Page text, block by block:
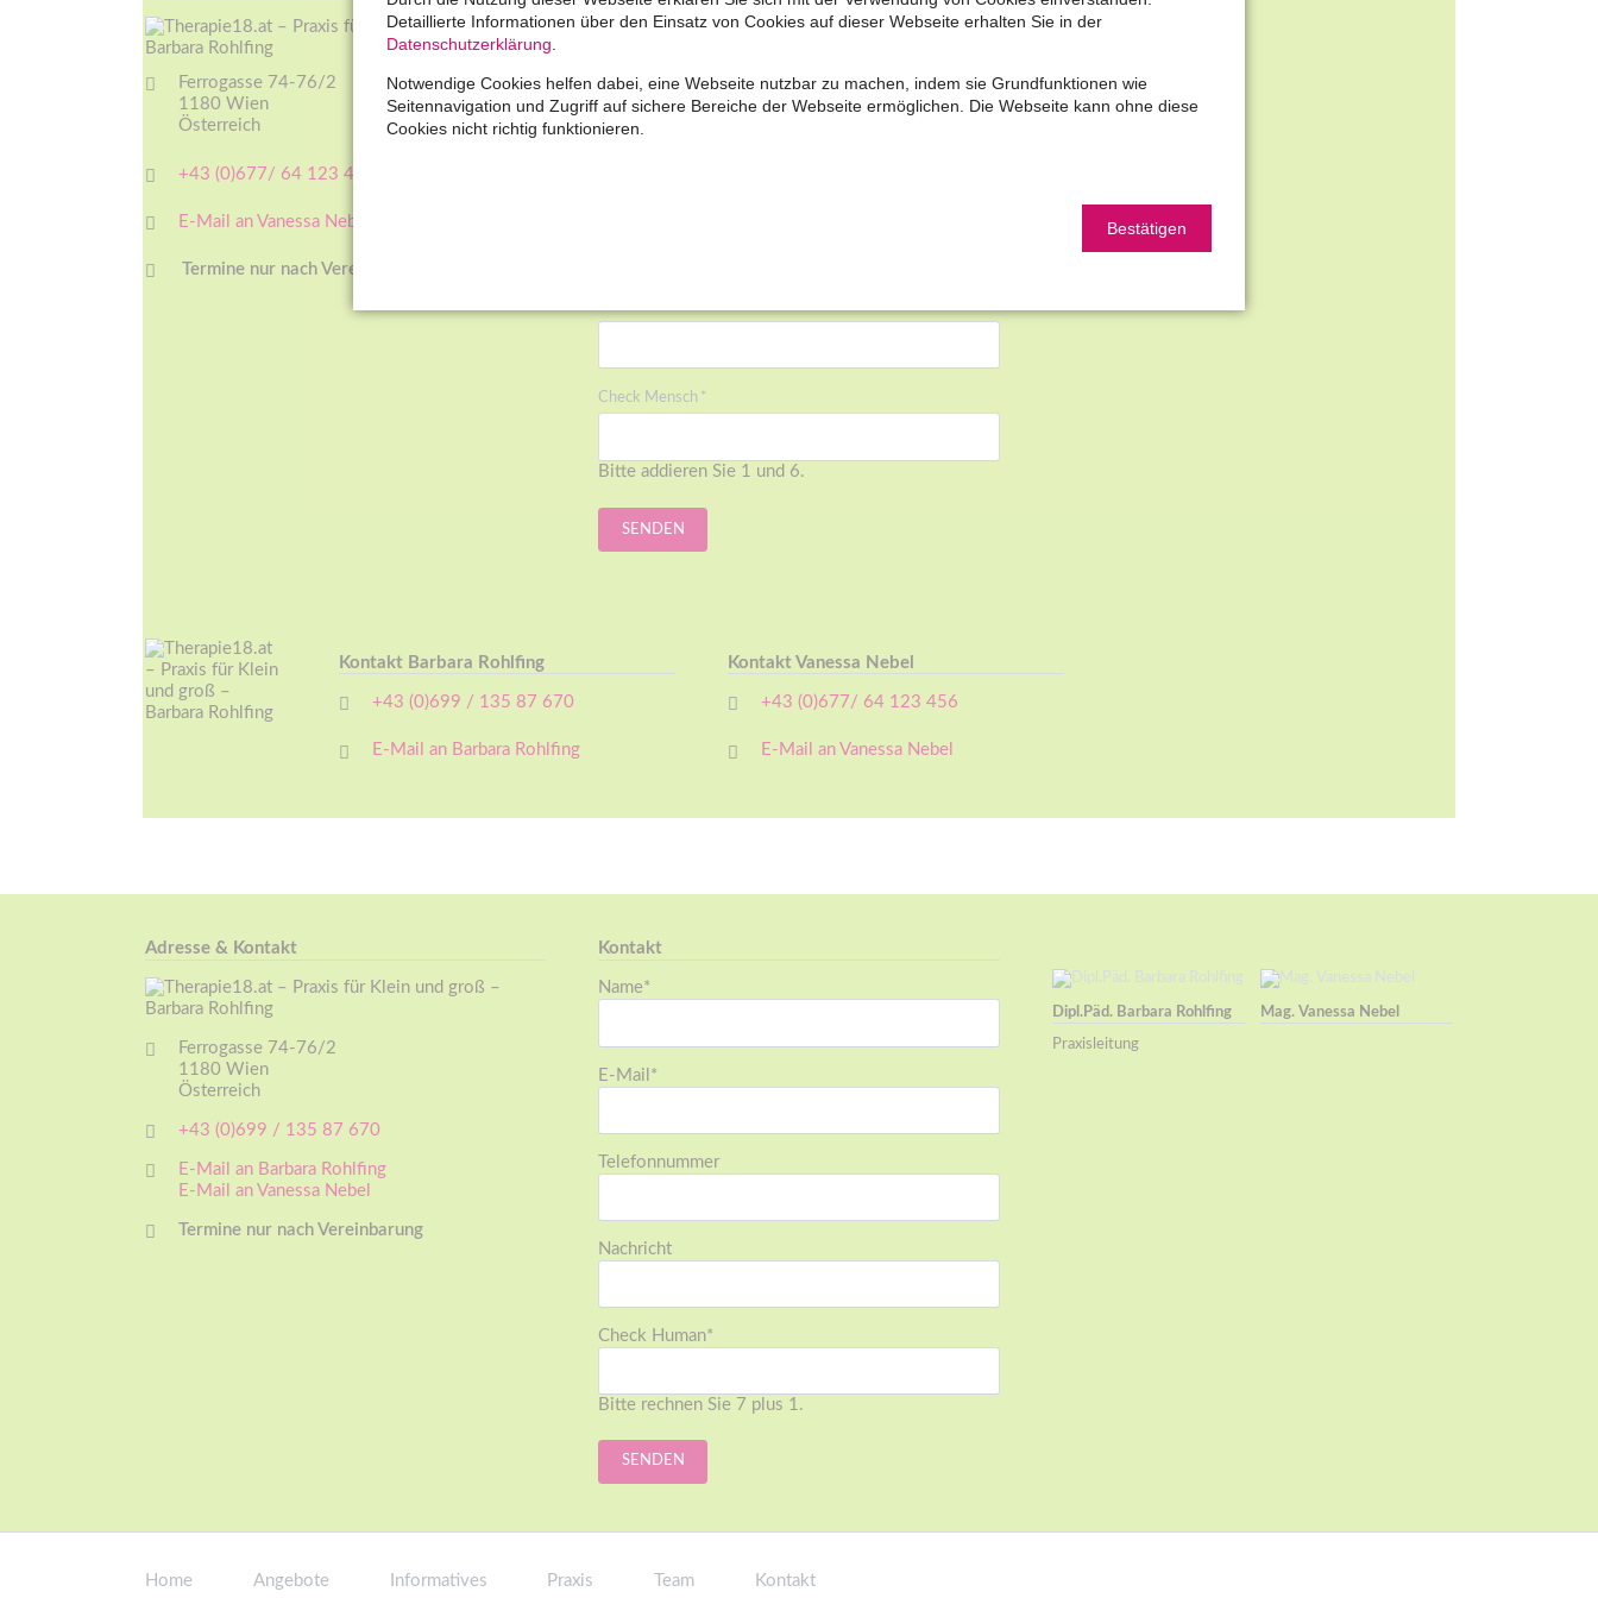
Ferrogasse 74-76/2
1180 Wien
Österreich
+43 (0)677/ 64 123 456
E-Mail an Vanessa Nebel
Termine nur nach Vereinbarung
Pflichtfeld
Name*
Pflichtfeld
E-Mail
Pflichtfeld
Check Mensch *
Bitte addieren Sie 1 und 6.
SENDEN
Mag. Vanessa Nebel
Kontakt Barbara Rohlfing
+43 (0)699 / 135 87 670
E-Mail an Barbara Rohlfing
Kontakt Vanessa Nebel
+43 (0)677/ 64 123 456
E-Mail an Vanessa Nebel
Adresse & Kontakt
Ferrogasse 74-76/2
1180 Wien
Österreich
+43 (0)699 / 135 87 670
E-Mail an Barbara Rohlfing
E-Mail an Vanessa Nebel
Termine nur nach Vereinbarung
Kontakt
Pflichtfeld
Name*
Pflichtfeld
E-Mail *
Telefonnummer
Nachricht
Pflichtfeld
Check Human*
Bitte rechnen Sie 7 plus 1.
SENDEN
Dipl.Päd. Barbara Rohlfing
Praxisleitung
Mag. Vanessa Nebel
Home
Angebote Informatives Praxis Team Kontakt
Detaillierte Informationen über den Einsatz von Cookies auf dieser Webseite erhalten Sie in der
Datenschutzerklärung
Notwendige Cookies helfen dabei, eine Webseite nutzbar zu machen, indem sie Grundfunktionen wie
Seitennavigation und Zugriff auf sichere Bereiche der Webseite ermöglichen. Die Webseite kann ohne diese
Cookies nicht richtig funktionieren.
Bestätigen